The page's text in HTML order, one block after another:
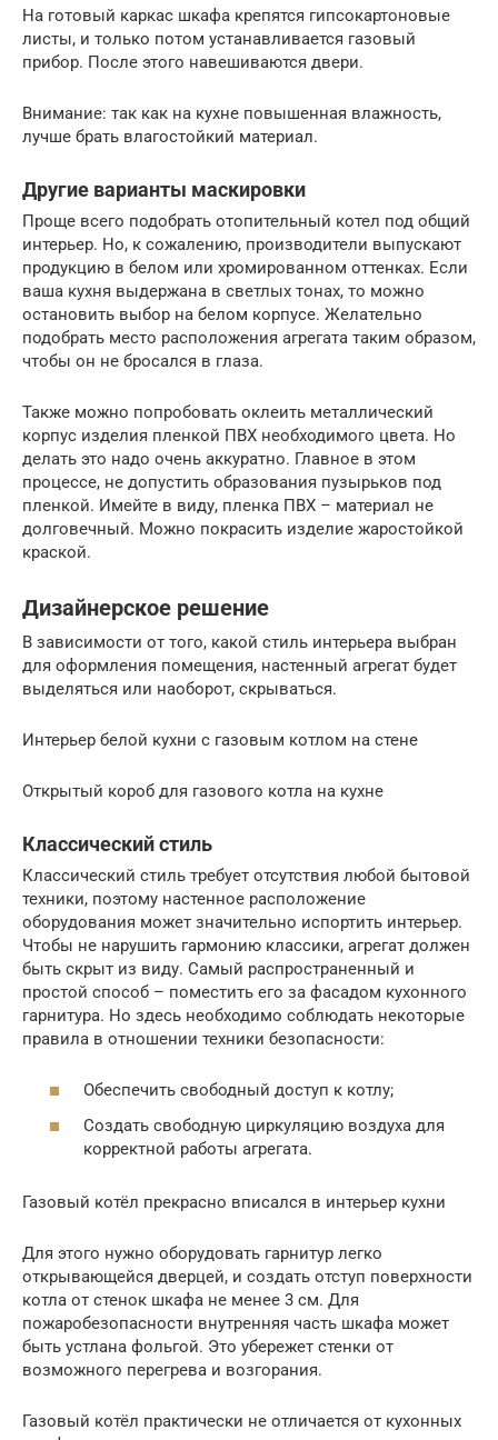
На готовый каркас шкафа крепятся гипсокартоновые
листы, и только потом устанавливается газовый
прибор. После этого навешиваются двери.
Внимание: так как на кухне повышенная влажность,
лучше брать влагостойкий материал.
Другие варианты маскировки
Проще всего подобрать отопительный котел под общий
интерьер. Но, к сожалению, производители выпускают
продукцию в белом или хромированном оттенках. Если
ваша кухня выдержана в светлых тонах, то можно
остановить выбор на белом корпусе. Желательно
подобрать место расположения агрегата таким образом,
чтобы он не бросался в глаза.
Также можно попробовать оклеить металлический
корпус изделия пленкой ПВХ необходимого цвета. Но
делать это надо очень аккуратно. Главное в этом
процессе, не допустить образования пузырьков под
пленкой. Имейте в виду, пленка ПВХ – материал не
долговечный. Можно покрасить изделие жаростойкой
краской.
Дизайнерское решение
В зависимости от того, какой стиль интерьера выбран
для оформления помещения, настенный агрегат будет
выделяться или наоборот, скрываться.
Интерьер белой кухни с газовым котлом на стене
Открытый короб для газового котла на кухне
Классический стиль
Классический стиль требует отсутствия любой бытовой
техники, поэтому настенное расположение
оборудования может значительно испортить интерьер.
Чтобы не нарушить гармонию классики, агрегат должен
быть скрыт из виду. Самый распространенный и
простой способ – поместить его за фасадом кухонного
гарнитура. Но здесь необходимо соблюдать некоторые
правила в отношении техники безопасности:
Обеспечить свободный доступ к котлу;
Создать свободную циркуляцию воздуха для
корректной работы агрегата.
Газовый котёл прекрасно вписался в интерьер кухни
Для этого нужно оборудовать гарнитур легко
открывающейся дверцей, и создать отступ поверхности
котла от стенок шкафа не менее 3 см. Для
пожаробезопасности внутренняя часть шкафа может
быть устлана фольгой. Это убережет стенки от
возможного перегрева и возгорания.
Газовый котёл практически не отличается от кухонных